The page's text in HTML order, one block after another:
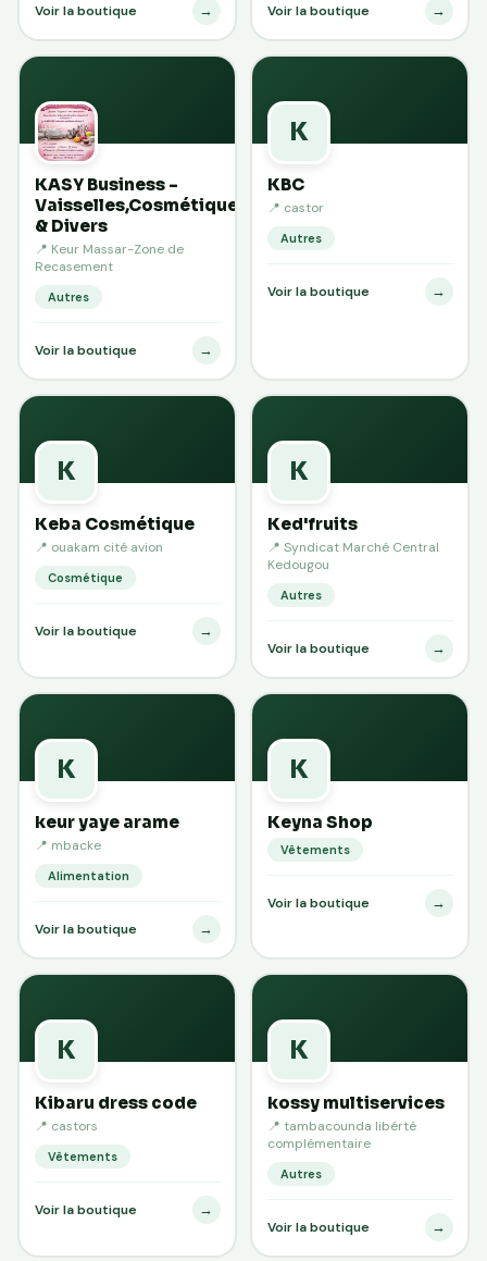
Voir la boutique → Voir la boutique →
KASY Business -
Vaisselles,Cosmétiques
& Divers
📍 Keur Massar-Zone de
Recasement
Autres
Voir la boutique →
K
KBC
📍 castor
Autres
Voir la boutique →
K
Keba Cosmétique
📍 ouakam cité avion
Cosmétique
Voir la boutique →
K
Ked'fruits
📍 Syndicat Marché Central
Kedougou
Autres
Voir la boutique →
K
keur yaye arame
📍 mbacke
Alimentation
Voir la boutique →
K
Keyna Shop
Vêtements
Voir la boutique →
K
Kibaru dress code
📍 castors
Vêtements
Voir la boutique →
K
kossy multiservices
📍 tambacounda libérté
complémentaire
Autres
Voir la boutique →